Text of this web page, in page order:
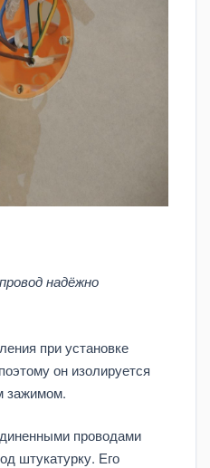
надёжно
при установке
он изолируется
зажимом.
проводами
штукатурку. Его